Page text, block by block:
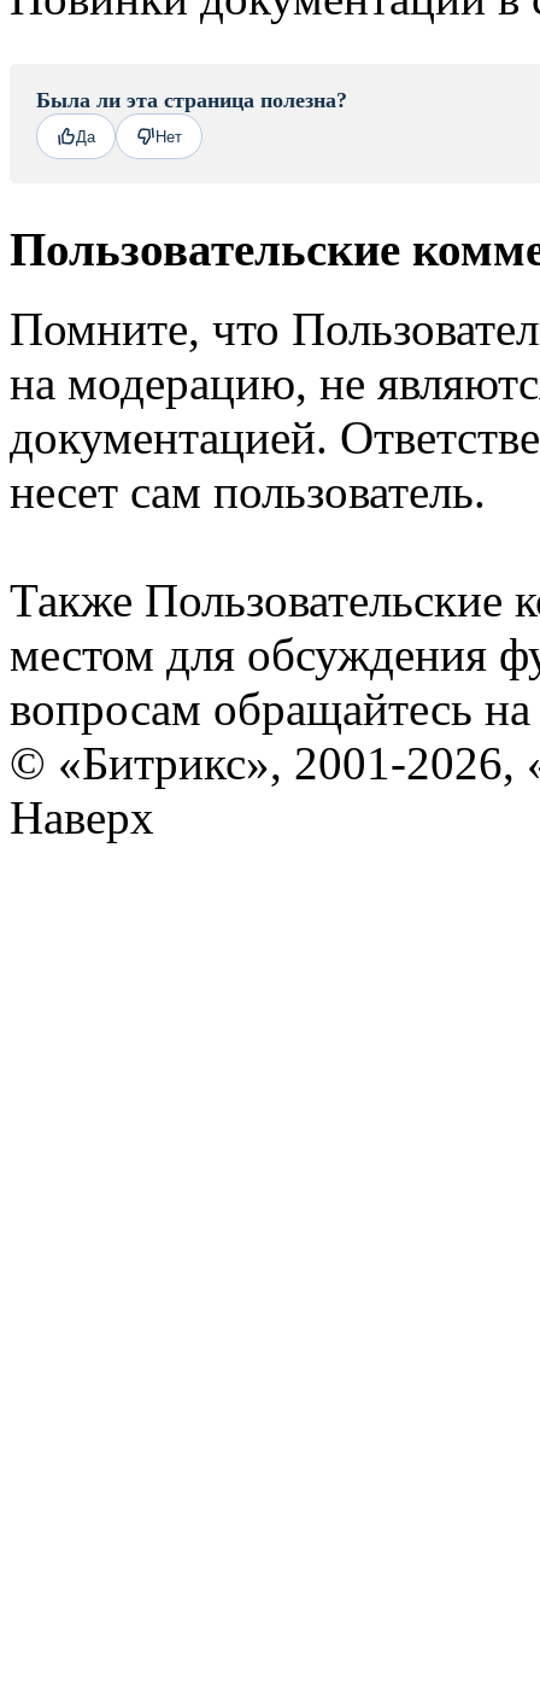
Была ли эта страница полезна?
Да Нет
Пользовательские
Помните, что
на модерацию, не
документацией.
несет сам пользователь.
Также Пользовательские
местом для обсуждения
вопросам обращайтесь
© «Битрикс», 2001-2026,
Наверх